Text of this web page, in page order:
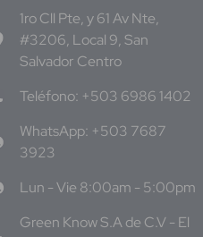
1ro Cll Pte, y 61 Av Nte,
#3206, Local 9, San
Salvador Centro
Teléfono: +503 6986 1402
WhatsApp: +503 7687
3923
Lun - Vie 8:00am - 5:00pm
Green Know S.A de C.V - El